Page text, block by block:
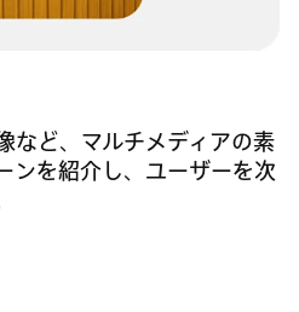
など、マルチメディアの素
ンを紹介し、ユーザーを次